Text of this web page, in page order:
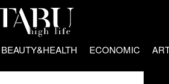
BEAUTY&HEALTH ECONOMIC